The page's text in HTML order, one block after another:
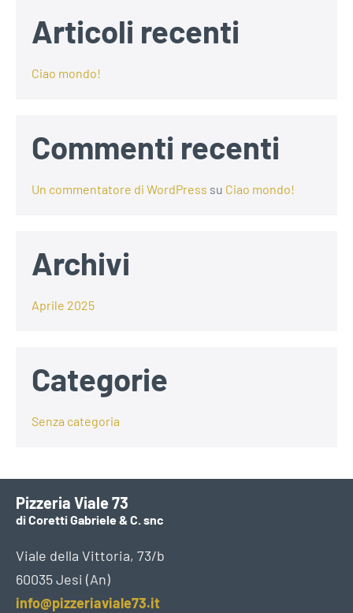
Articoli recenti
Ciao mondo!
Commenti recenti
Un commentatore di WordPress su Ciao mondo!
Archivi
Aprile 2025
Categorie
Senza categoria
Pizzeria Viale 73
di Coretti Gabriele & C. snc
Viale della Vittoria, 73/b
60035 Jesi (An)
info@pizzeriaviale73.it